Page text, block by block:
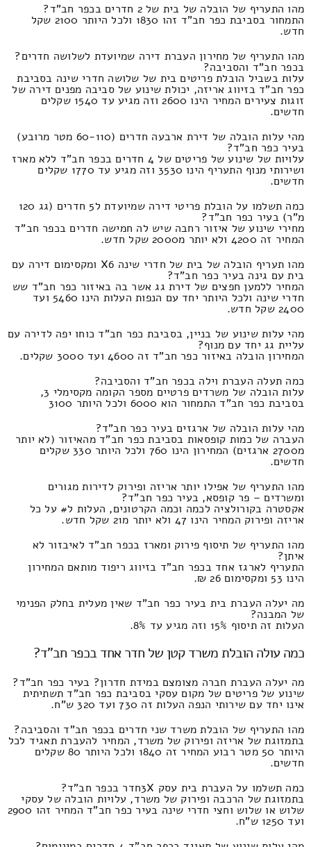
מהו התעריף של הובלה של בית של 2 חדרים בכפר חב"ד?
התמחור בסביבת כפר חב"ד זהו 1830 ולכל היותר 2100 שקל
חדש.
מהו התעריף של מחירון העברת דירה שמיועדת לשלושה חדרים?
בכפר חב"ד והסביבה?
עלות בשביל הובלת פריטים בית של שלושה חדרי שינה בסביבת
כפר חב"ד בזיווג אריזה, יכולת שינוע של סביבה מפנים דירה של
זוגות צעירים המחיר הינו 2600 וזה מגיע עד 1540 שקלים
חדשים.
מהי עלות הובלה של דירת ארבעה חדרים (60-110 מטר מרובע)
בעיר כפר חב"ד?
עלויות של שינוע של פריטים של 4 חדרים בכפר חב"ד ללא מארז
ושירותי מנוף התעריף הינו 3530 וזה מגיע עד 1770 שקלים
חדשים.
כמה תשלמו על הובלת פריטי דירה שמיועדת ל5 חדרים (גג 120
מ"ר) בעיר כפר חב"ד?
מחירי שינוע של איזור רחבה שיש לה חמישה חדרים בכפר חב"ד
המחיר זה 4200 ולא יותר מ2000 שקל חדש.
מהו תעריף הובלה של בית של חדרי שינה X6 ומקסימום דירה עם
בית עם גינה בעיר כפר חב"ד?
המחיר ללמען חפצים של דירת גג אשר בה באיזור כפר חב"ד שש
חדרי שינה ולכל היותר יחד עם הנפות העלות הינו 5460 ועד
2400 שקל חדש.
מהי עלות שינוע של בניין, בסביבת כפר חב"ד כוחו יפה לדירה עם
עליית גג יחד עם מנוף?
המחירון הובלה באיזור כפר חב"ד זה 4600 ועד 3000 שקלים.
כמה תעלה העברת וילה בכפר חב"ד והסביבה?
עלות הובלה של משרדים פרטיים מספר הקומה מקסימלי 3,
בסביבת כפר חב"ד התמחור הוא 6000 ולכל היותר 3100
מהי עלות הובלה של ארגזים בעיר כפר חב"ד?
העברה של כמות קופסאות בסביבת כפר חב"ד מהאיזור (לא יותר
מ2700 ארגזים) המחירון הינו 760 ולכל היותר 330 שקלים
חדשים.
מהו התעריף של אפילו יותר אריזה ופירוק לדירות מגורים
ומשרדים – פר קופסא, בעיר כפר חב"ד?
אקסטרה בקורולציה לכמה וכמה הקרטונים, העלות ל# על כל
אריזה ופירוק המחיר הינו 47 ולא יותר מ21 שקל חדש.
מהו התעריף של תיסוף פירוק ומארז בכפר חב"ד לאיבזור לא
איתן?
התעריף לארגז אחד בכפר חב"ד בזיווג ריפוד מותאם המחירון
הינו 53 ומקסימום 26 ₪.
מה יעלה העברת בית בעיר כפר חב"ד שאין מעלית בחלק הפנימי
של המבנה?
העלות זה תיסוף 15% וזה מגיע עד 8%.
כמה עולה הובלת משרד קטן של חדר אחד בכפר חב"ד?
מה יעלה העברת חברה מצומצם במידת חדרון? בעיר כפר חב"ד?
שינוע של פריטים של מקום עסקי בסביבת כפר חב"ד תשתיתית
אינו יחד עם שירותי הנפה העלות זה 730 ועד 320 ש"ח.
מהו התעריף של הובלת משרד שני חדרים בכפר חב"ד והסביבה?
בתמזוגת של אריזה ופירוק של משרד, המחיר להעברת תאגיד לכל
היותר 50 מטר רבוע המחיר זה 1840 ולכל היותר 80 שקלים
חדשים.
כמה תשלמו על העברת בית עסק 3Xחדר בכפר חב"ד?
בתמזוגת של הרכבה ופירוק של משרד, עלויות הובלה של עסקי
שלוש או שלוש וחצי חדרי שינה בעיר כפר חב"ד המחיר זהו 2900
ועד 1250 ש"ח.